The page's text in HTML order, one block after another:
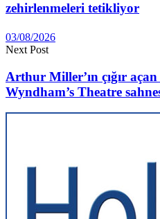
zehirlenmeleri tetikliyor
03/08/2026
Next Post
Arthur Miller’ın çığır
Wyndham’s Theatre